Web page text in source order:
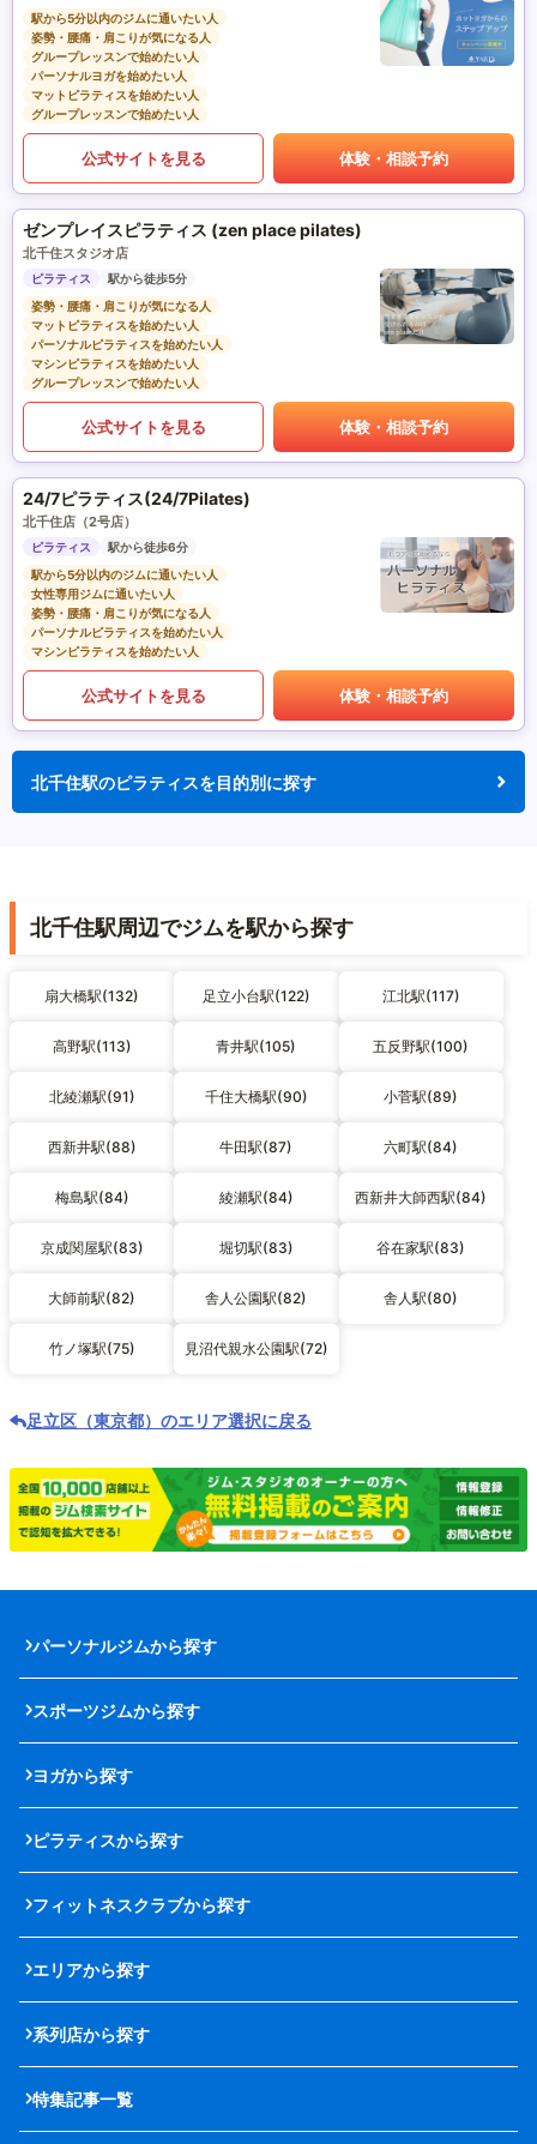
駅から5分以内のジムに通いたい人
姿勢・腰痛・肩こりが気になる人
グループレッスンで始めたい人
パーソナルヨガを始めたい人
マットピラティスを始めたい人
グループレッスンで始めたい人
公式サイトを見る 体験・相談予約
ゼンプレイスピラティス (zen place pilates)
北千住スタジオ店
ピラティス
駅から徒歩5分
姿勢・腰痛・肩こりが気になる人
マットピラティスを始めたい人
パーソナルピラティスを始めたい人
マシンピラティスを始めたい人
グループレッスンで始めたい人
公式サイトを見る 体験・相談予約
24/7ピラティス(24/7Pilates)
北千住店（2号店）
ピラティス
駅から徒歩6分
駅から5分以内のジムに通いたい人
女性専用ジムに通いたい人
姿勢・腰痛・肩こりが気になる人
パーソナルピラティスを始めたい人
マシンピラティスを始めたい人
公式サイトを見る 体験・相談予約
北千住駅のピラティスを目的別に探す
北千住駅周辺でジムを駅から探す
扇大橋駅(132) 足立小台駅(122) 江北駅(117)
高野駅(113) 青井駅(105) 五反野駅(100)
北綾瀬駅(91) 千住大橋駅(90) 小菅駅(89)
西新井駅(88) 牛田駅(87) 六町駅(84)
梅島駅(84) 綾瀬駅(84) 西新井大師西駅(84)
京成関屋駅(83) 堀切駅(83) 谷在家駅(83)
大師前駅(82) 舎人公園駅(82) 舎人駅(80)
竹ノ塚駅(75) 見沼代親水公園駅(72)
足立区（東京都）のエリア選択に戻る
パーソナルジムから探す
スポーツジムから探す
ヨガから探す
ピラティスから探す
フィットネスクラブから探す
エリアから探す
系列店から探す
特集記事一覧